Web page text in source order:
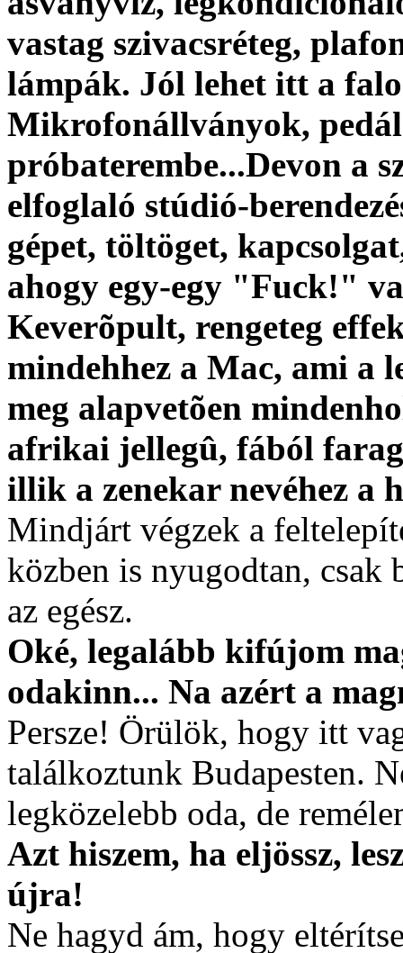
vastag szivacsréteg,
lámpák. Jól lehet itt a
Mikrofonállványok,
próbaterembe...Devon a
elfoglaló stúdió-
gépet, töltöget,
ahogy egy-egy "Fuck!"
Keverõpult, rengeteg
mindehhez a Mac, ami a
meg alapvetõen
afrikai jellegû, fából
illik a zenekar nevéhez a
Mindjárt végzek a
közben is nyugodtan, csak
az egész.
Oké, legalább kifújom
odakinn... Na azért a
Persze! Örülök, hogy itt
találkoztunk Budapesten.
legközelebb oda, de
Azt hiszem, ha eljössz,
újra!
Ne hagyd ám, hogy